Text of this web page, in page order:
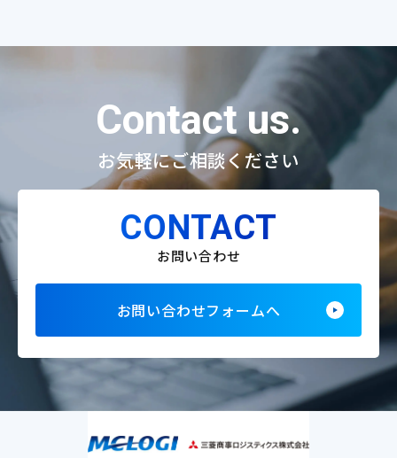
Contact us.
お気軽にご相談ください
CONTACT
お問い合わせ
お問い合わせフォームへ